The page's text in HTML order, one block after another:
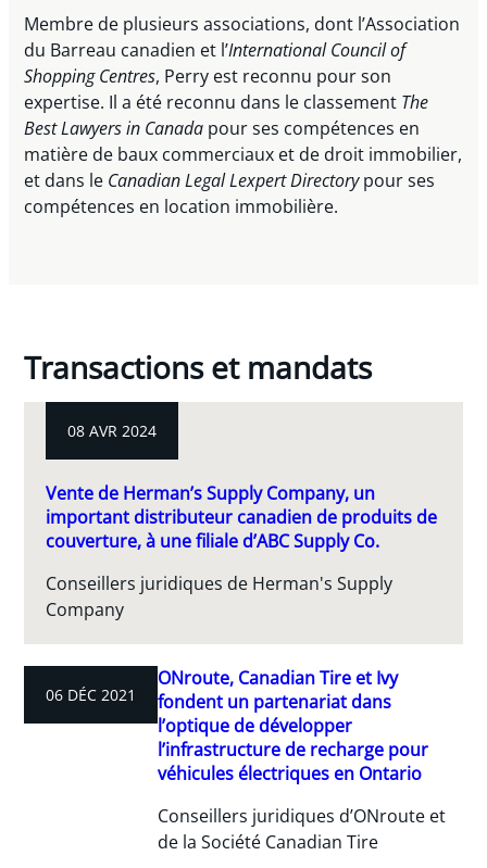
Membre de plusieurs associations, dont l’Association
du Barreau canadien et l’International Council of
Shopping Centres, Perry est reconnu pour son
expertise. Il a été reconnu dans le classement The
Best Lawyers in Canada pour ses compétences en
matière de baux commerciaux et de droit immobilier,
et dans le Canadian Legal Lexpert Directorypour ses
compétences en location immobilière.
Transactions et mandats
08 AVR 2024
Vente de Herman’s Supply Company, un
important distributeur canadien de produits de
couverture, à une filiale d’ABC Supply Co.
Conseillers juridiques de Herman's Supply
Company
06 DÉC 2021
ONroute, Canadian Tire et Ivy
fondent un partenariat dans
l’optique de développer
l’infrastructure de recharge pour
véhicules électriques en Ontario
Conseillers juridiques d’ONroute et
de la Société Canadian Tire